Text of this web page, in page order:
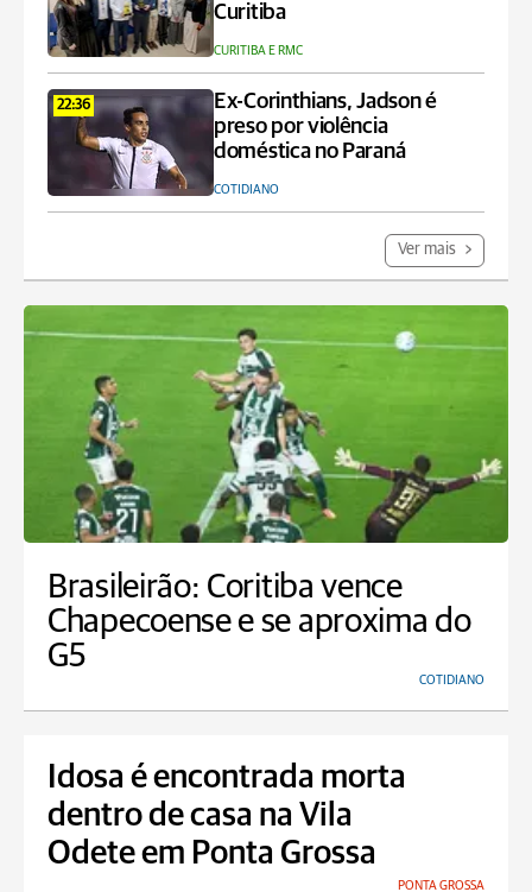
Curitiba
CURITIBA E RMC
22:36
Ex-Corinthians, Jadson é
preso por violência
doméstica no Paraná
COTIDIANO
Ver mais
Brasileirão: Coritiba vence
Chapecoense e se aproxima do
G5
COTIDIANO
Idosa é encontrada morta
dentro de casa na Vila
Odete em Ponta Grossa
PONTA GROSSA